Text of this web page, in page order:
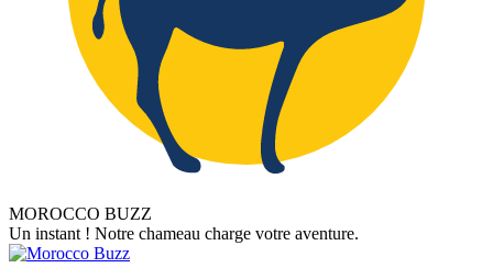
MOROCCO BUZZ
Un instant ! Notre chameau charge votre aventure.